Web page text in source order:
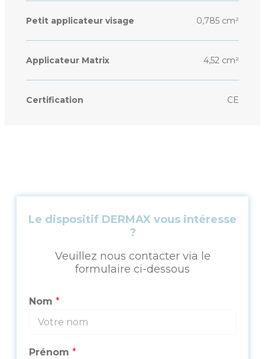
Petit applicateur visage 0,785 cm²
Applicateur Matrix 4,52 cm²
Certification CE
Le dispositif DERMAX vous intéresse
?
Veuillez nous contacter via le
formulaire ci-dessous
Nom *
Prénom *